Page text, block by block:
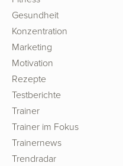
Gesundheit
Konzentration
Marketing
Motivation
Rezepte
Testberichte
Trainer
Trainer im Fokus
Trainernews
Trendradar